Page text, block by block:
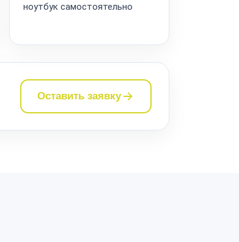
ноутбук самостоятельно
Оставить заявку